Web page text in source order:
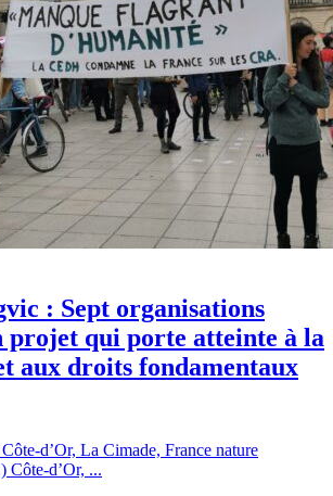
: Sept organisations
projet qui porte atteinte à la
aux droits fondamentaux
d’Or, La Cimade, France nature
Côte-d’Or, ...